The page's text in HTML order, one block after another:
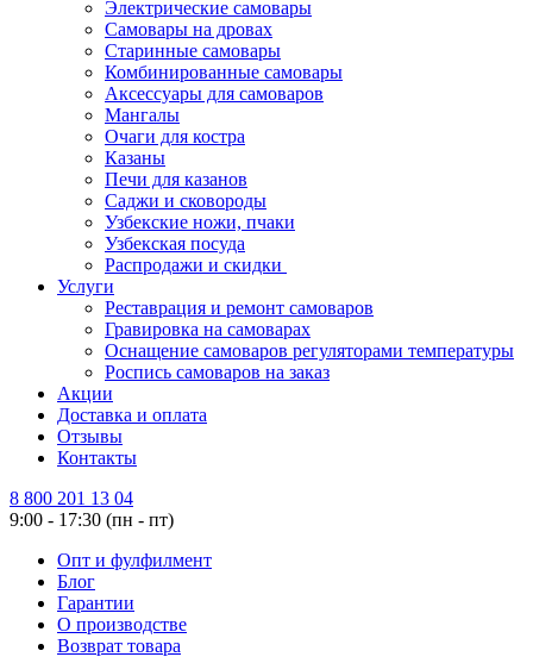
Электрические самовары
Cамовары на дровах
Старинные самовары
Комбинированные самовары
Аксессуары для самоваров
Мангалы
Очаги для костра
Казаны
Печи для казанов
Саджи и сковороды
Узбекские ножи, пчаки
Узбекская посуда
Распродажи и скидки
Услуги
Реставрация и ремонт самоваров
Гравировка на самоварах
Оснащение самоваров регуляторами температуры
Роспись самоваров на заказ
Акции
Доставка и оплата
Отзывы
Контакты
8 800 201 13 04
9:00 - 17:30 (пн - пт)
Опт и фулфилмент
Блог
Гарантии
О производстве
Возврат товара